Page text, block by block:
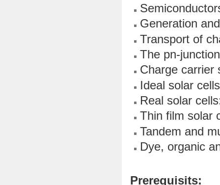
Generation
Transport of
The pn-junction
Charge carrier
Ideal solar cells
Real solar
Thin film solar
Tandem and
Dye, organic
Prerequisits: